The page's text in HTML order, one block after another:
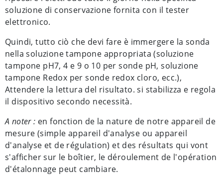
soluzione di conservazione fornita con il tester
elettronico.
Quindi, tutto ciò che devi fare è immergere la sonda
nella soluzione tampone appropriata (soluzione
tampone pH7, 4 e 9 o 10 per sonde pH, soluzione
tampone Redox per sonde redox cloro, ecc.),
Attendere la lettura del risultato. si stabilizza e regola
il dispositivo secondo necessità.
A noter : en fonction de la nature de notre appareil de
mesure (simple appareil d'analyse ou appareil
d'analyse et de régulation) et des résultats qui vont
s'afficher sur le boîtier, le déroulement de l'opération
d'étalonnage peut cambiare.